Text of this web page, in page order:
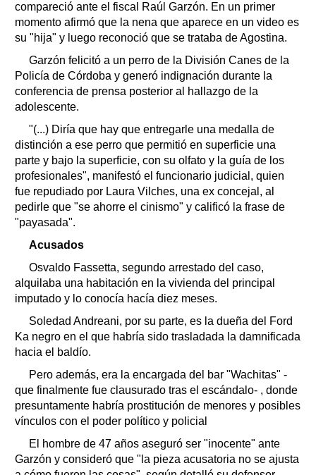
compareció ante el fiscal Raúl Garzón. En un primer
momento afirmó que la nena que aparece en un video es
su "hija" y luego reconoció que se trataba de Agostina.
Garzón felicitó a un perro de la División Canes de la
Policía de Córdoba y generó indignación durante la
conferencia de prensa posterior al hallazgo de la
adolescente.
"(...) Diría que hay que entregarle una medalla de
distinción a ese perro que permitió en superficie una
parte y bajo la superficie, con su olfato y la guía de los
profesionales", manifestó el funcionario judicial, quien
fue repudiado por Laura Vilches, una ex concejal, al
pedirle que "se ahorre el cinismo" y calificó la frase de
"payasada".
Acusados
Osvaldo Fassetta, segundo arrestado del caso,
alquilaba una habitación en la vivienda del principal
imputado y lo conocía hacía diez meses.
Soledad Andreani, por su parte, es la dueña del Ford
Ka negro en el que habría sido trasladada la damnificada
hacia el baldío.
Pero además, era la encargada del bar "Wachitas" -
que finalmente fue clausurado tras el escándalo- , donde
presuntamente habría prostitución de menores y posibles
vínculos con el poder político y policial
El hombre de 47 años aseguró ser "inocente" ante
Garzón y consideró que "la pieza acusatoria no se ajusta